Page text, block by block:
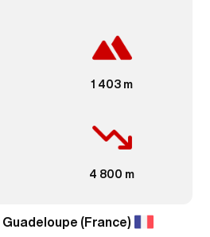
1 403 m
4 800 m
Guadeloupe (France)